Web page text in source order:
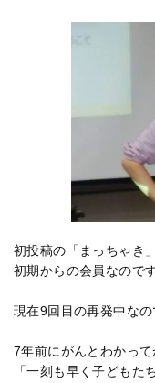
初投稿の「まっちゃき
初期からの会員なので
現在9回目の再発中な
7年前にがんとわかっ
「一刻も早く子どもた